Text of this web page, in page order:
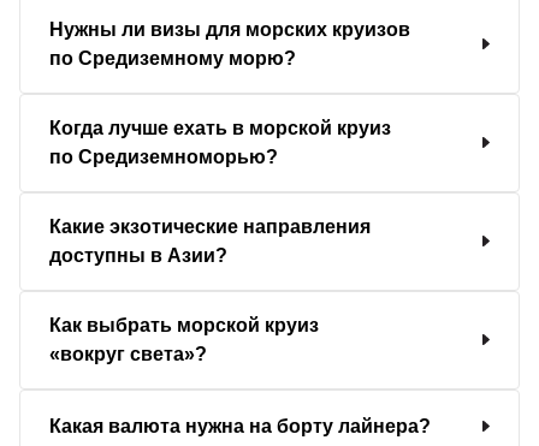
Нужны ли визы для морских круизов
по Средиземному морю?
Когда лучше ехать в морской круиз
по Средиземноморью?
Какие экзотические направления
доступны в Азии?
Как выбрать морской круиз
«вокруг света»?
Какая валюта нужна на борту лайнера?